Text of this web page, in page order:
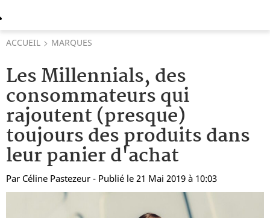
ACCUEIL MARQUES
Les Millennials, des
consommateurs qui
rajoutent (presque)
toujours des produits dans
leur panier d'achat
Par Céline Pastezeur - Publié le 21 Mai 2019 à 10:03